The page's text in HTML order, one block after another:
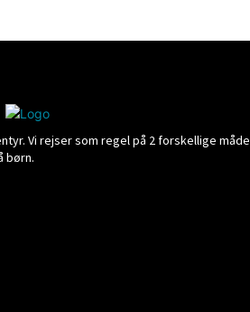
Vi rejser som regel på 2 forskellige
børn.